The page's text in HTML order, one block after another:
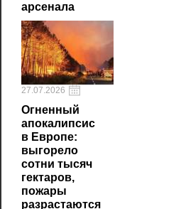
арсенала
27.07.2026
Огненный
апокалипсис
в Европе:
выгорело
сотни тысяч
гектаров,
пожары
разрастаются